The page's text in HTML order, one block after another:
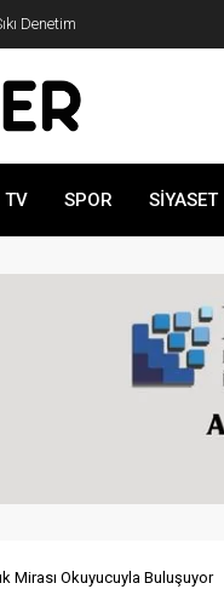
Denetim
TV SPOR SİYASET
Mirası Okuyucuyla Buluşuyor